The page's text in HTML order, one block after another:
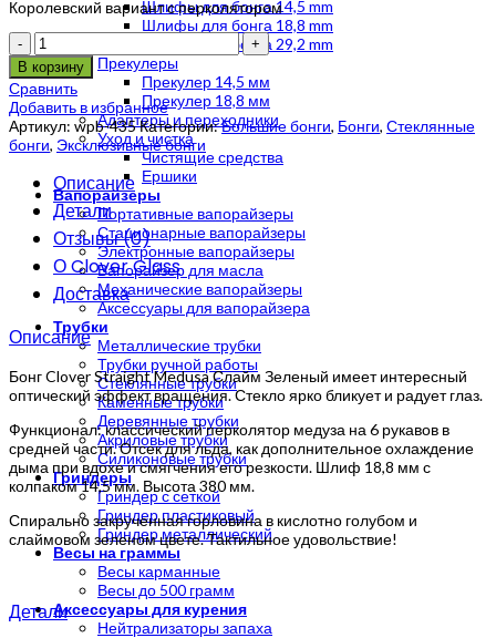
Шлифы для бонга 14,5 mm
Шлифы для бонга 18,8 mm
Шлифы для бонга 29,2 mm
Прекулеры
Прекулер 14,5 мм
Прекулер 18,8 мм
Адаптеры и переходники
Уход и чистка
Чистящие средства
Ершики
Вапорайзеры
Портативные вапорайзеры
Стационарные вапорайзеры
Электронные вапорайзеры
Вапорайзер для масла
Механические вапорайзеры
Аксессуары для вапорайзера
Трубки
Металлические трубки
Трубки ручной работы
Стеклянные трубки
Каменные трубки
Деревянные трубки
Акриловые трубки
Силиконовые трубки
Гриндеры
Гриндер с сеткой
Гриндер пластиковый
Гриндер металлический
Весы на граммы
Весы карманные
Весы до 500 грамм
Аксессуары для курения
Нейтрализаторы запаха
Королевский вариант с перколятором
Количество
В корзину
Сравнить
Добавить в избранное
Артикул: wpb-435Категории:Большие бонги, Бонги, Стеклянные
бонги, Эксклюзивные бонги
Описание
Детали
Отзывы (0)
О Clover Glass
Доставка
Описание
Бонг Clover Straight Medusa Слайм Зеленый имеет интересный
оптический эффект вращения. Стекло ярко бликует и радует глаз.
Функционал: классический перколятор медуза на 6 рукавов в
средней части. Отсек для льда, как дополнительное охлаждение
дыма при вдохе и смягчения его резкости. Шлиф 18,8 мм с
колпаком 14,5 мм. Высота 380 мм.
Спирально закрученная горловина в кислотно голубом и
слаймовом зеленом цвете. Тактильное удовольствие!
Детали